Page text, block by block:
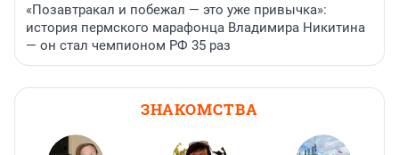
«Позавтракал и побежал — это уже привычка»:
история пермского марафонца Владимира Никитина
— он стал чемпионом РФ 35 раз
ЗНАКОМСТВА